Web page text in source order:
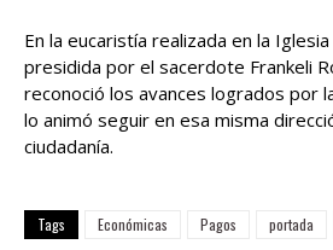
En la eucaristía realizada en la
presidida por el sacerdote Frankeli
reconoció los avances logrados por
lo animó seguir en esa misma
ciudadanía.
Tags Económicas Pagos portada